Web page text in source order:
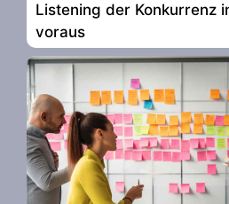
Listening der Konkurrenz
voraus